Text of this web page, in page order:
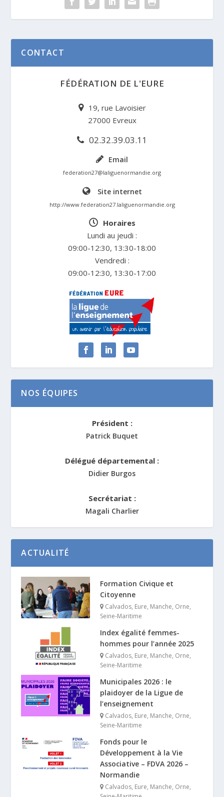
CONTACT
FÉDÉRATION DE L'EURE
19, rue Lavoisier
27000 Evreux
02.32.39.03.11
Email
federation27@laliguenormandie.org
Site internet
http://www.federation27.laliguenormandie.org
Horaires
Lundi au jeudi :
09:00-12:30, 13:30-18:00
Vendredi :
09:00-12:30, 13:30-17:00
NOS ÉQUIPES
Président :
Patrick Buquet
Délégué départemental :
Didier Burgos
Secrétariat :
Magali Charlier
ACTUALITÉ
Formation Civique et
Citoyenne
Calvados, Eure, Manche, Orne,
Seine-Maritime
Index égalité femmes-
hommes pour l’année 2025
Calvados, Eure, Manche, Orne,
Seine-Maritime
Municipales 2026 : le
plaidoyer de la Ligue de
l’enseignement
Calvados, Eure, Manche, Orne,
Seine-Maritime
Fonds pour le
Développement à la Vie
Associative – FDVA 2026 –
Normandie
Calvados, Eure, Manche, Orne,